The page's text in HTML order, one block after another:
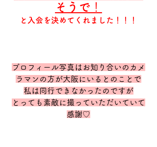
そうで ！
と入会を決めてくれました！！！
プロフィール写真はお知り合いのカメ
ラマンの方が大阪にいるとのことで
私は同行できなかったのですが
とっても素敵に撮っていただいていて
感謝♡